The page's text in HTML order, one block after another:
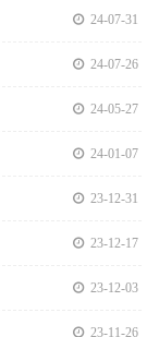
| 24-07-31
| 24-07-26
| 24-05-27
| 24-01-07
| 23-12-31
| 23-12-17
| 23-12-03
| 23-11-26